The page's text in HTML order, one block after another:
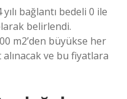
bağlantı bedeli 0 ile
belirlendi.
m2’den büyükse her
ve bu fiyatlara